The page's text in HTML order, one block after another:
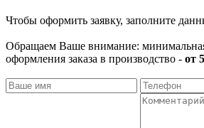
Чтобы оформить заявку, заполните
Обращаем Ваше внимание:
оформления заказа в производство - от